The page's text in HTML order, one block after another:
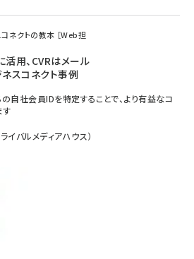
ネクトの教本 ［Web担
用、CVRはメール
ネスコネクト事例
自社会員IDを特定することで、より有益なコ
す
イバルメディアハウス）